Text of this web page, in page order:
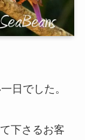
日でした。
下さるお客